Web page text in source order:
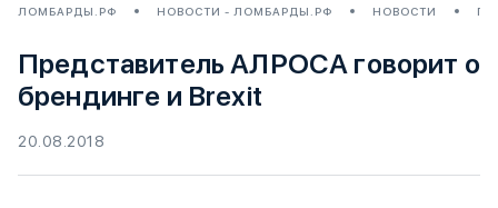
ЛОМБАРДЫ.РФ НОВОСТИ - ЛОМБАРДЫ.РФ НОВОСТИ
Представитель АЛРОСА говорит о
брендинге и Brexit
20.08.2018